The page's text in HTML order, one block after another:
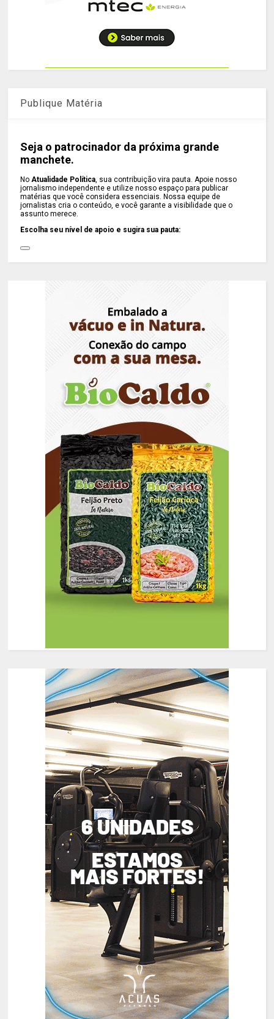
Publique Matéria
Seja o patrocinador da próxima grande
manchete.
No Atualidade Política , sua contribuição vira pauta. Apoie nosso
jornalismo independente e utilize nosso espaço para publicar
matérias que você considera essenciais. Nossa equipe de
jornalistas cria o conteúdo, e você garante a visibilidade que o
assunto merece.
Escolha seu nível de apoio e sugira sua pauta: